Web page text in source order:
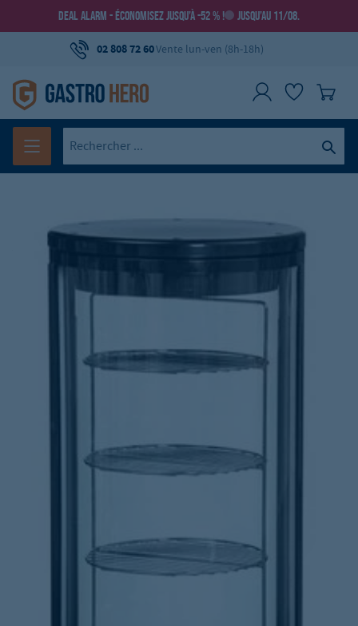
DEAL ALARM - ÉCONOMISEZ JUSQU’À -52 % ! JUSQU’AU 11/08.
02 808 72 60Vente lun-ven (8h-18h)
Vitrine à gâteaux Bartscher - 72L